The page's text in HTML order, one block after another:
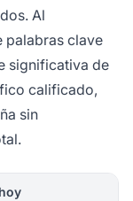
Al
palabras clave
significativa de
calificado,
sin